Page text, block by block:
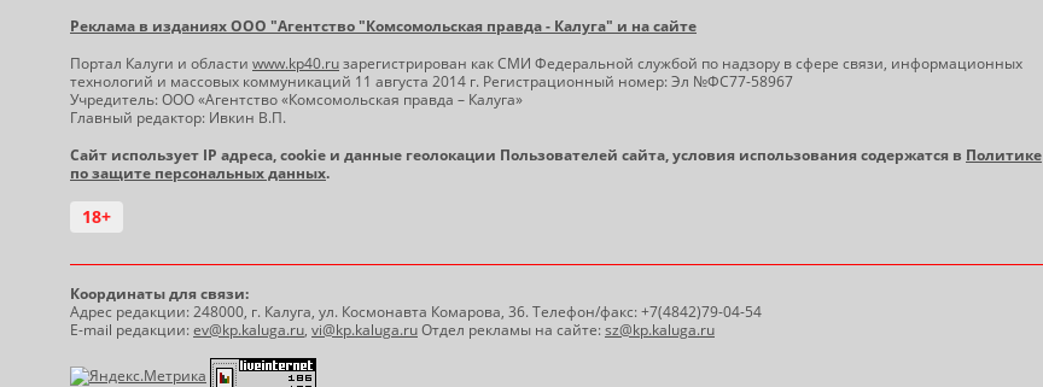
Реклама в изданиях ООО "Агентство "Комсомольская правда - Калуга" и на сайте
Портал Калуги и области www.kp40.ruзарегистрирован как СМИ Федеральной службой по надзору в сфере связи, информационных
технологий и массовых коммуникаций 11 августа 2014 г. Регистрационный номер: Эл №ФС77-58967
Учредитель: ООО «Агентство «Комсомольская правда – Калуга»
Главный редактор: Ивкин В.П.
Сайт использует IP адреса, cookie и данные геолокации Пользователей сайта, условия использования содержатся в Политике
по защите персональных данных.
18+
Координаты для связи:
Адрес редакции: 248000, г. Калуга, ул. Космонавта Комарова, 36. Телефон/факс: +7(4842)79-04-54
E-mail редакции:ev@kp.kaluga.ru, vi@kp.kaluga.ruОтдел рекламы на сайте:sz@kp.kaluga.ru